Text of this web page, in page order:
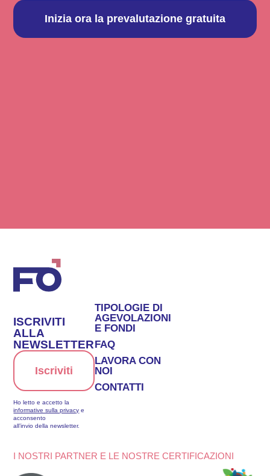
Inizia ora la prevalutazione gratuita
TIPOLOGIE DI
AGEVOLAZIONI
E FONDI
FAQ
LAVORA CON
NOI
CONTATTI
ISCRIVITI
ALLA
NEWSLETTER
Iscriviti
Ho letto e accetto la
informative sulla privacy e
acconsento
all’invio della newsletter.
I NOSTRI PARTNER E LE NOSTRE CERTIFICAZIONI